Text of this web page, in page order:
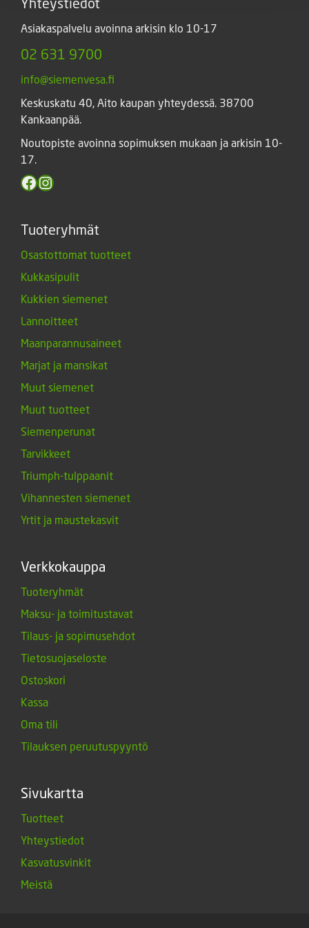
Asiakaspalvelu avoinna arkisin klo 10-17
02 631 9700
info@siemenvesa.fi
Keskuskatu 40, Aito kaupan yhteydessä. 38700
Kankaanpää.
Noutopiste avoinna sopimuksen mukaan ja arkisin 10-
17.
Facebook
Instagram
Tuoteryhmät
Osastottomat tuotteet
Kukkasipulit
Kukkien siemenet
Lannoitteet
Maanparannusaineet
Marjat ja mansikat
Muut siemenet
Muut tuotteet
Siemenperunat
Tarvikkeet
Triumph-tulppaanit
Vihannesten siemenet
Yrtit ja maustekasvit
Verkkokauppa
Tuoteryhmät
Maksu- ja toimitustavat
Tilaus- ja sopimusehdot
Tietosuojaseloste
Ostoskori
Kassa
Oma tili
Tilauksen peruutuspyyntö
Sivukartta
Tuotteet
Yhteystiedot
Kasvatusvinkit
Meistä